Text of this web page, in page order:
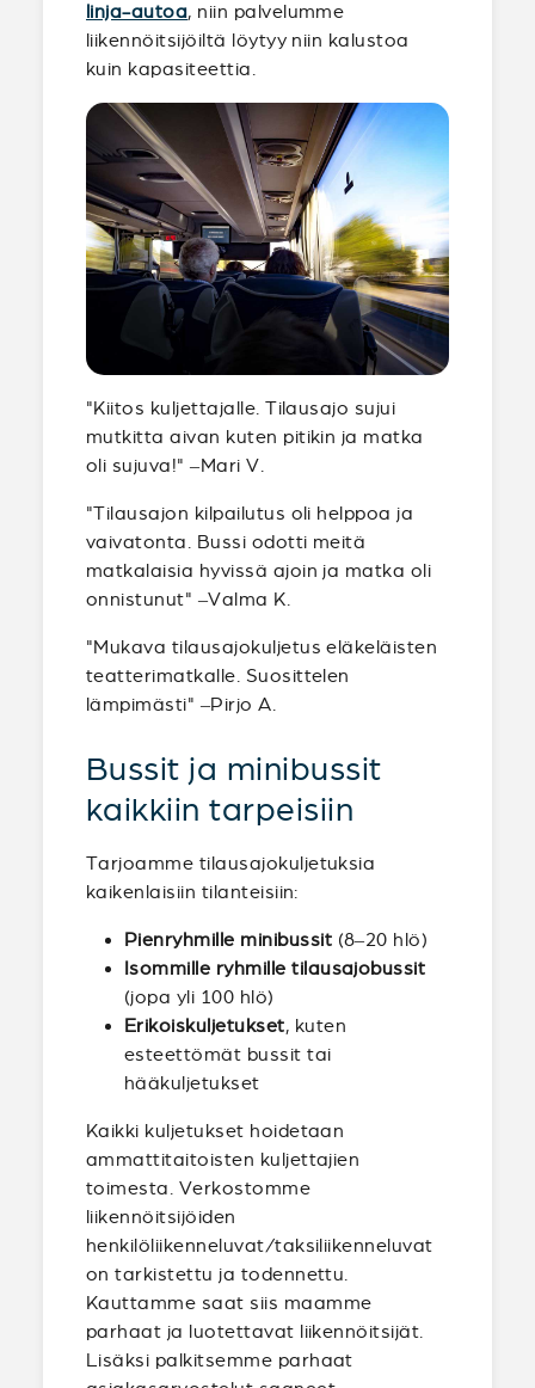
linja-autoa, niin palvelumme
liikennöitsijöiltä löytyy niin kalustoa
kuin kapasiteettia.
"Kiitos kuljettajalle. Tilausajo sujui
mutkitta aivan kuten pitikin ja matka
oli sujuva!" –Mari V.
"Tilausajon kilpailutus oli helppoa ja
vaivatonta. Bussi odotti meitä
matkalaisia hyvissä ajoin ja matka oli
onnistunut" –Valma K.
"Mukava tilausajokuljetus eläkeläisten
teatterimatkalle. Suosittelen
lämpimästi" –Pirjo A.
Bussit ja minibussit
kaikkiin tarpeisiin
Tarjoamme tilausajokuljetuksia
kaikenlaisiin tilanteisiin:
Pienryhmille minibussit (8–20 hlö)
Isommille ryhmille tilausajobussit
(jopa yli 100 hlö)
Erikoiskuljetukset, kuten
esteettömät bussit tai
hääkuljetukset
Kaikki kuljetukset hoidetaan
ammattitaitoisten kuljettajien
toimesta. Verkostomme
liikennöitsijöiden
henkilöliikenneluvat/taksiliikenneluvat
on tarkistettu ja todennettu.
Kauttamme saat siis maamme
parhaat ja luotettavat liikennöitsijät.
Lisäksi palkitsemme parhaat